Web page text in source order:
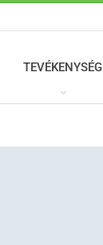
TEVÉKENYSÉG